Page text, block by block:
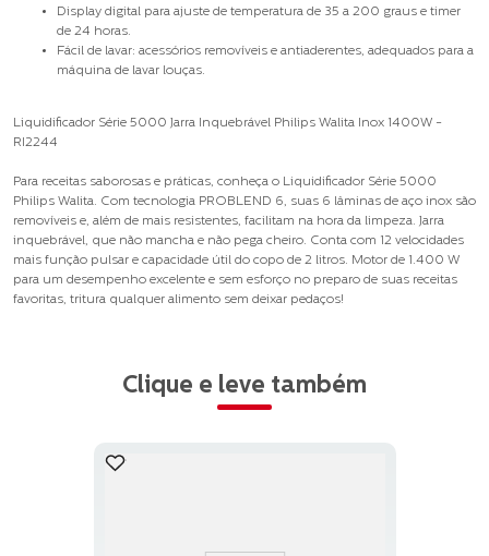
Display digital para ajuste de temperatura de 35 a 200 graus e timer
de 24 horas.
Fácil de lavar: acessórios removíveis e antiaderentes, adequados para a
máquina de lavar louças.
Liquidificador Série 5000 Jarra Inquebrável Philips Walita Inox 1400W -
RI2244
Para receitas saborosas e práticas, conheça o Liquidificador Série 5000
Philips Walita. Com tecnologia PROBLEND 6, suas 6 lâminas de aço inox são
removíveis e, além de mais resistentes, facilitam na hora da limpeza. Jarra
inquebrável, que não mancha e não pega cheiro. Conta com 12 velocidades
mais função pulsar e capacidade útil do copo de 2 litros. Motor de 1.400 W
para um desempenho excelente e sem esforço no preparo de suas receitas
favoritas, tritura qualquer alimento sem deixar pedaços!
Clique e leve também